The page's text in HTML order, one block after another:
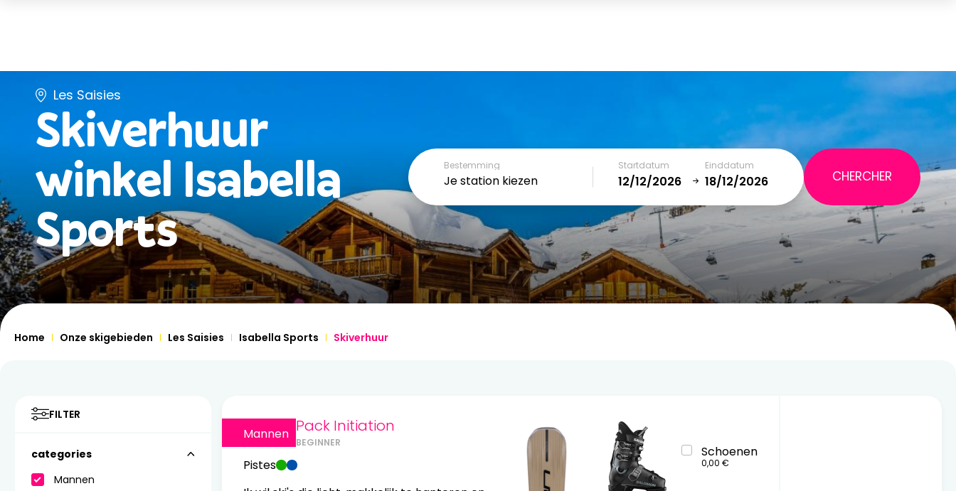
0,00 €
WINKELMAND BEKIJKEN
Les Saisies
Skiverhuur
winkelIsabella
Sports
Bestemming
Je station kiezen
Startdatum Einddatum
December January
MON TUE WED SUN WED
1 2 3 4 5
6 7 8 9 10 11 12 3 4 6 7 8
Home Onze skigebieden Les Saisies Isabella Sports Skiverhuur
FILTER
categories
Mannen
Mannen Pack Initiation
BEGINNER
Pistes
Schoenen
0,00 €